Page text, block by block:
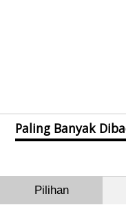
Paling Banyak
Pilihan